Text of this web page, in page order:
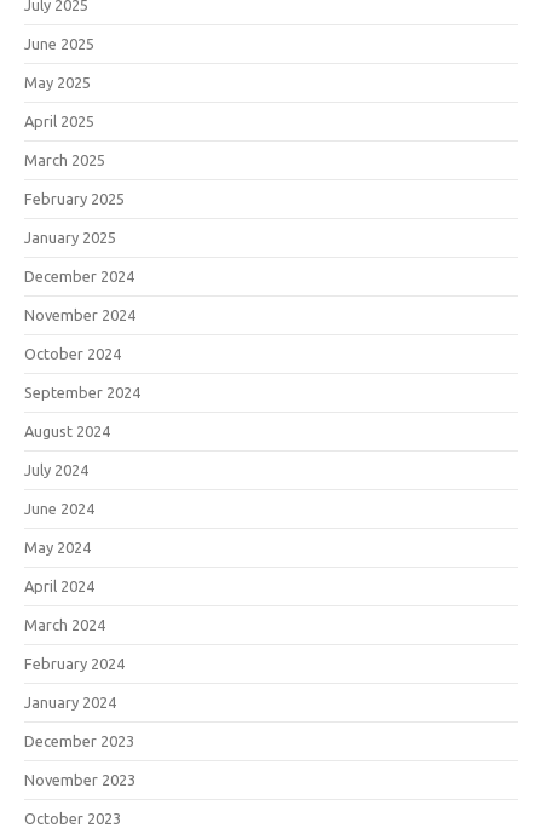
July 2025
June 2025
May 2025
April 2025
March 2025
February 2025
January 2025
December 2024
November 2024
October 2024
September 2024
August 2024
July 2024
June 2024
May 2024
April 2024
March 2024
February 2024
January 2024
December 2023
November 2023
October 2023